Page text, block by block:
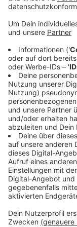
Anzeige
Arbeiter bauen
Steigende
Tierschutz-
lassen. Ein
Team muss den
zurückzahlen.
Spenden für
Tierheim
Deswegen
des Jahres
Anzeige